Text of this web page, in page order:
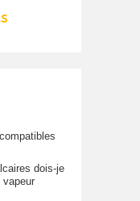
dois-je
vapeur